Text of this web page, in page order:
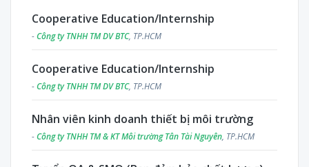
Cooperative Education/Internship
-Công ty TNHH TM DV BTC, TP.HCM
Cooperative Education/Internship
-Công ty TNHH TM DV BTC, TP.HCM
Nhân viên kinh doanh thiết bị môi trường
-Công ty TNHH TM & KT Môi trường Tân Tài Nguyên, TP.HCM